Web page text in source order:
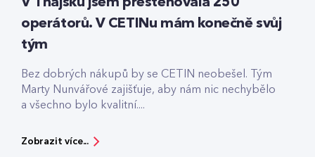
operátorů. V CETINu mám konečně svůj
tým
Bez dobrých nákupů by se CETIN neobešel. Tým
Marty Nunvářové zajišťuje, aby nám nic nechybělo
a všechno bylo kvalitní....
Zobrazit více...